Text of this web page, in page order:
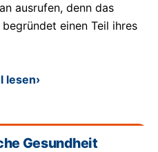
ausrufen, denn das
einen Teil ihres
lesen›
Gesundheit